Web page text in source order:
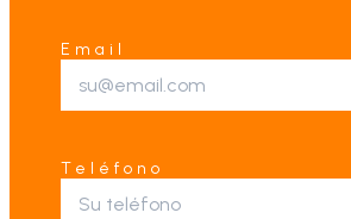
Email
Teléfono